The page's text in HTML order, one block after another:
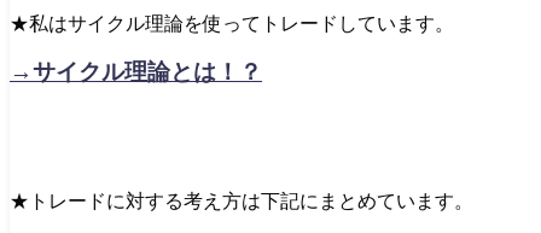
★私はサイクル理論を使ってトレードしています。
→サイクル理論とは！？
★トレードに対する考え方は下記にまとめています。